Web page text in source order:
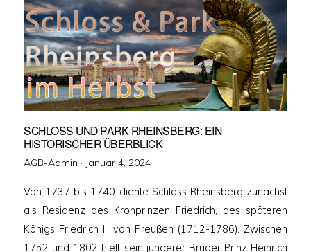
SCHLOSS UND PARK RHEINSBERG: EIN
HISTORISCHER ÜBERBLICK
AGB-Admin · Veröffentlicht
Januar 4, 2024
Von 1737 bis 1740 diente Schloss Rheinsberg zunächst
als Residenz des Kronprinzen Friedrich, des späteren
Königs Friedrich II. von Preußen (1712-1786). Zwischen
1752 und 1802 hielt sein jüngerer Bruder Prinz Heinrich